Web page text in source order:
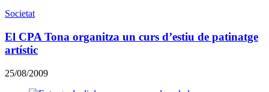
Societat
El CPA Tona organitza un curs d’estiu de patinatge
artístic
25/08/2009